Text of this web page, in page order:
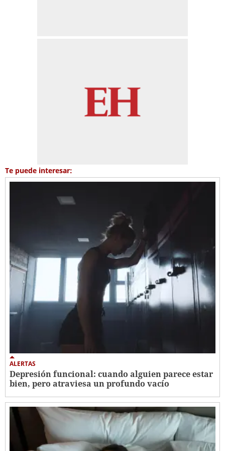
Te puede interesar:
ALERTAS
Depresión funcional: cuando alguien parece estar
bien, pero atraviesa un profundo vacío